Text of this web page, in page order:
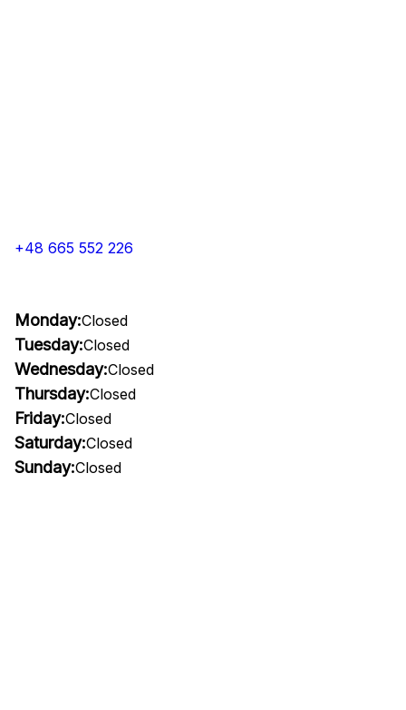
+48 665 552 226
Monday:Closed
Tuesday:Closed
Wednesday:Closed
Thursday:Closed
Friday:Closed
Saturday:Closed
Sunday:Closed